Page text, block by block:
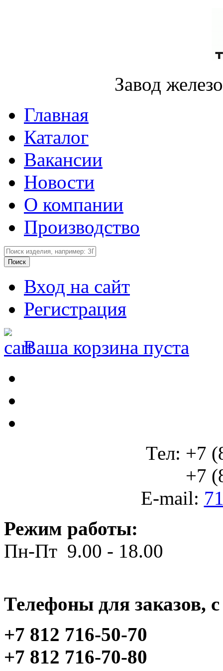
Завод
Главная
Каталог
Вакансии
Новости
О компании
Производство
Вход на сайт
Регистрация
Ваша корзина пуста
Тел: +7
+7
E-mail:
Режим работы:
Пн-Пт 9.00 - 18.00
Телефоны для заказов,
+7 812 716-50-70
+7 812 716-70-80